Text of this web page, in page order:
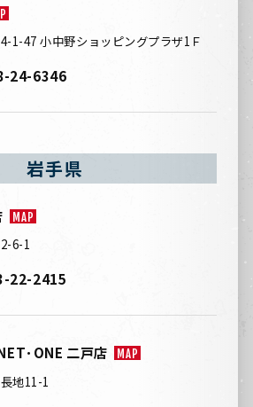
1-47 小中野ショッピングプラザ1Ｆ
24-6346
岩手県
MAP
6-1
22-2415
･ONE 二戸店 MAP
地11-1